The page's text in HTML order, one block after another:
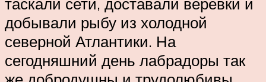
таскали сети, доставали веревки и
добывали рыбу из холодной
северной Атлантики. На
сегодняшний день лабрадоры так